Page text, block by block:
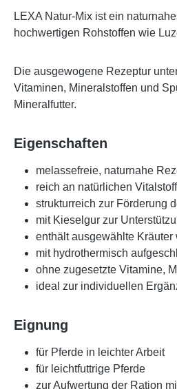
LEXA Natur-Mix ist ein
hochwertigen Rohstoffen wie
Die ausgewogene Rezeptur
Vitaminen, Mineralstoffen und
Mineralfutter.
Eigenschaften
melassefreie, naturnahe
reich an natürlichen
strukturreich zur Förderung
mit Kieselgur zur
enthält ausgewählte
mit hydrothermisch
ohne zugesetzte Vitamine,
ideal zur individuellen
Eignung
für Pferde in leichter Arbeit
für leichtfuttrige Pferde
zur Aufwertung der Ration